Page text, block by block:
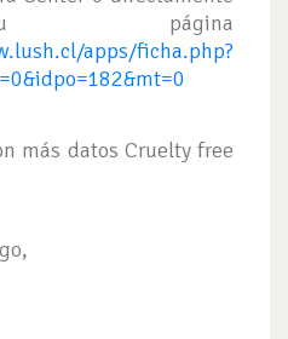
apps/ficha.php?
más datos Cruelty free